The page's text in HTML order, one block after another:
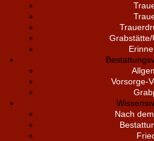
Vorsorge-
Nach